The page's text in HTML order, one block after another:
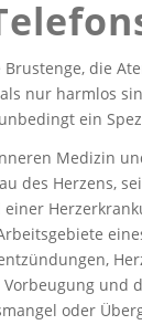
die
nur harmlos
ein
Medizin
des Herzens,
oder